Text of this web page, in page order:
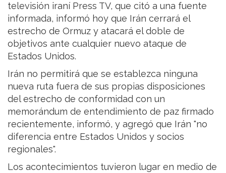
televisión iraní Press TV, que citó a una fuente
informada, informó hoy que Irán cerrará el
estrecho de Ormuz y atacará el doble de
objetivos ante cualquier nuevo ataque de
Estados Unidos.
Irán no permitirá que se establezca ninguna
nueva ruta fuera de sus propias disposiciones
del estrecho de conformidad con un
memorándum de entendimiento de paz firmado
recientemente, informó, y agregó que Irán "no
diferencia entre Estados Unidos y socios
regionales".
Los acontecimientos tuvieron lugar en medio de